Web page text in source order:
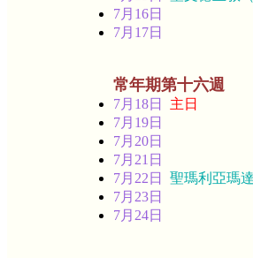
7月16日
7月17日
常年期第十六週
7月18日
主日
7月19日
7月20日
7月21日
7月22日 聖瑪利亞瑪
7月23日
7月24日